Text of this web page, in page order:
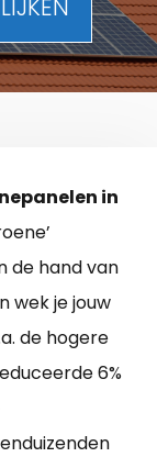
in
de hand van
wek je jouw
de hogere
6%